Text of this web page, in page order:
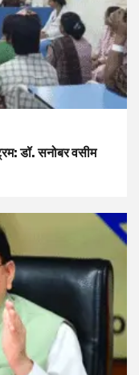
डॉ. सनोबर वसीम